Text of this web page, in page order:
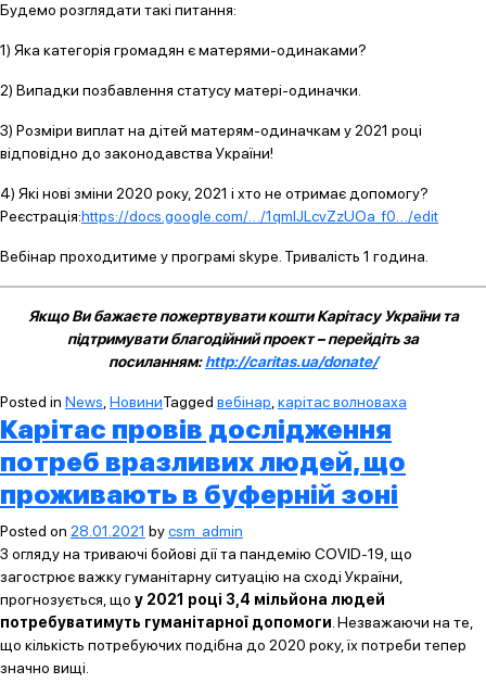
Будемо розглядати такі питання:
1) Яка категорія громадян є матерями-одинаками?
2) Випадки позбавлення статусу матері-одиначки.
3) Розміри виплат на дітей матерям-одиначкам у 2021 році
відповідно до законодавства України!
4) Які нові зміни 2020 року, 2021 і хто не отримає допомогу?
Реєстрація:https://docs.google.com/…/1qmIJLcvZzUOa_f0…/edit
Вебінар проходитиме у програмі skype. Тривалість 1 година.
Якщо Ви бажаєте пожертвувати кошти Карітасу України та
підтримувати благодійний проект – перейдіть за
посиланням:http://caritas.ua/donate/
Posted in News НовиниTagged вебінар карітас волноваха
Карітас провів дослідження
потреб вразливих людей, що
проживають в буферній зоні
Posted on 28.01.2021 bycsm_admin
З огляду на триваючі бойові дії та пандемію COVID-19, що
загострює важку гуманітарну ситуацію на сході України,
прогнозується, що у 2021 році 3,4 мільйона людей
потребуватимуть гуманітарної допомоги . Незважаючи на те,
що кількість потребуючих подібна до 2020 року, їх потреби тепер
значно вищі.